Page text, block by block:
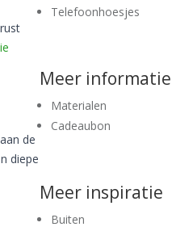
de
diepe
Telefoonhoesjes
Meer informatie
Materialen
Cadeaubon
Meer inspiratie
Buiten